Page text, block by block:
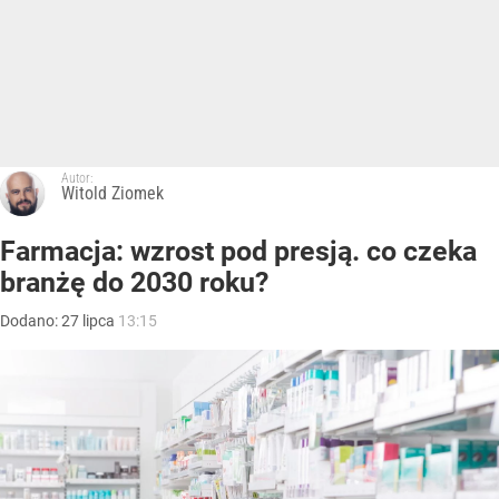
Autor:
Witold Ziomek
Farmacja: wzrost pod presją. co czeka
branżę do 2030 roku?
Dodano:27 lipca 13:15